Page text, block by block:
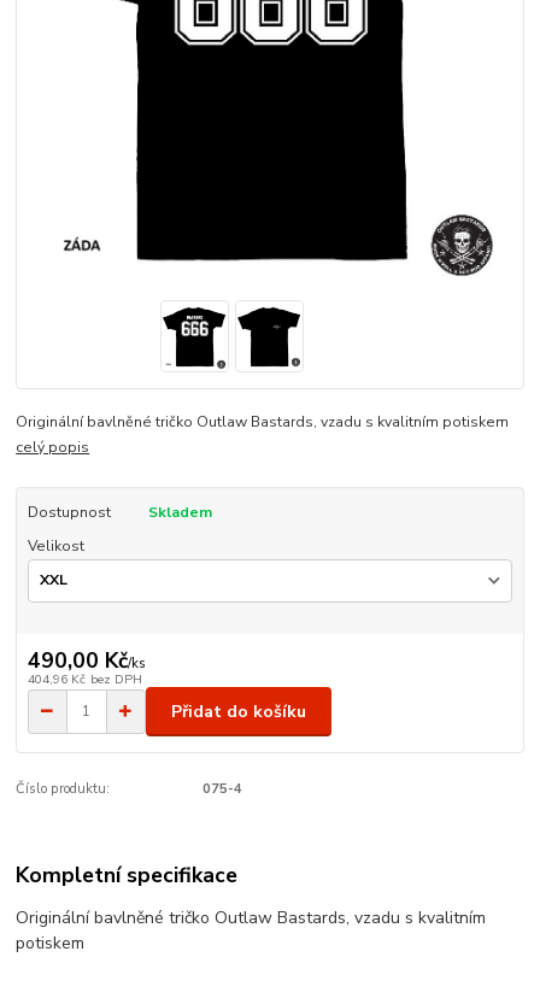
Originální bavlněné tričko Outlaw Bastards, vzadu s kvalitním potiskem
celý popis
Dostupnost
Skladem
Velikost
490,00 Kč/ks
404,96 Kč bez DPH
Přidat do košíku
Číslo produktu: 075-4
Kompletní specifikace
Originální bavlněné tričko Outlaw Bastards, vzadu s kvalitním
potiskem